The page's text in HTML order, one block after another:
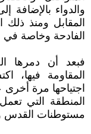
والدواء بالإضافة
المقابل ومنذ ذلك
الفادحة وخاصة
فبعد أن دمرها
المقاومة
اجتياحها مرة
المنطقة التي
مستوطنات القدس